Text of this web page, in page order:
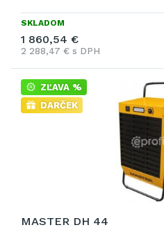
SKLADOM
1 860,54 €
2 288,47 € s DPH
ZĽAVA %
DARČEK
MASTER DH 44